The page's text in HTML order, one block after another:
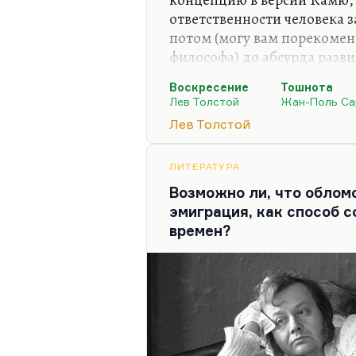
ответственности человека
потом (могу вам
философа) до абсурда
авторитета. Есть только
ничья чужая этика
Толстой, конечно, такой
Но у Толстого же,
очень радикальные
семья. Толстой особенно
где он…
Воскресение
Лев Толстой
Тошнота
Жан-Поль
Лев Толстой
ЛИТЕРАТУРА
Возможно ли, что
эмиграция, как способ
времен?